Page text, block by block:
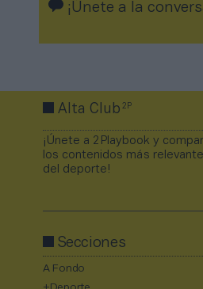
¡Únete a la
Alta Club2P
¡Únete a 2Playbook y
los contenidos más
del deporte!
Secciones
A Fondo